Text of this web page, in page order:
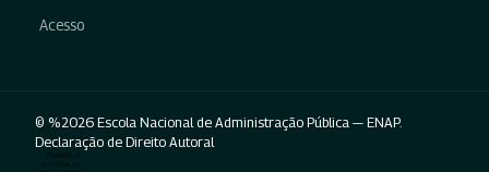
Acesso
© %2026 Escola Nacional de Administração Pública — ENAP.
Declaração de Direito Autoral